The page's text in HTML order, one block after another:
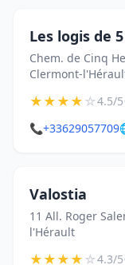
Les logis de
Chem. de Cinq
Clermont-
★★★★☆4.5/5
📞+33629057709
Valostia
11 All. Roger
l'Hérault
★★★★☆4.3/5